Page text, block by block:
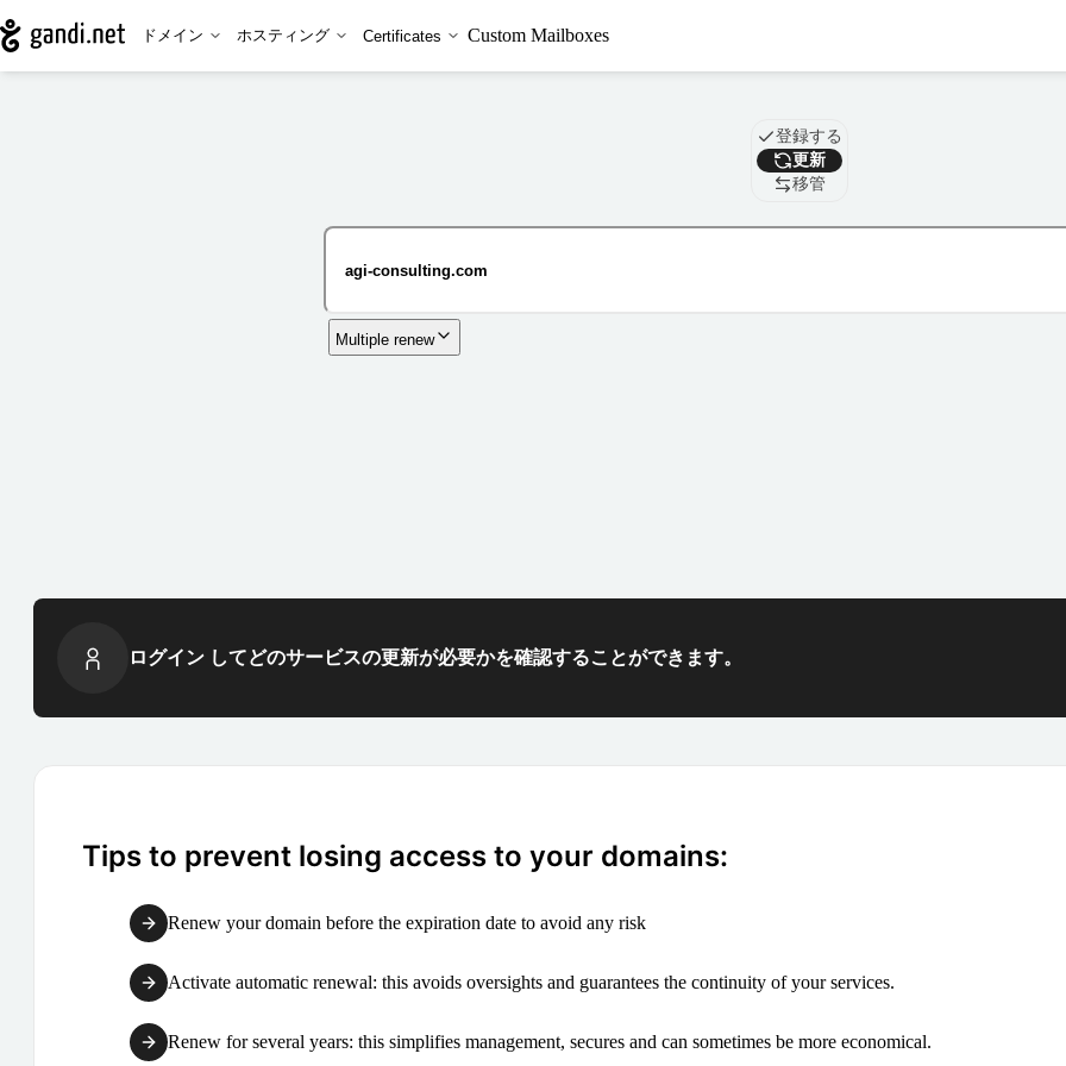
ドメイン ホスティング Certificates Custom Mailboxes
ドメイン
登録する
更新
移管
Multiple renew
ログイン してどのサービスの更新が必要かを確認することができます。
Tips to prevent losing access to your domains:
Renew your domain before the expiration date to avoid any risk
Activate automatic renewal: this avoids oversights and guarantees the continuity of your services.
Renew for several years: this simplifies management, secures and can sometimes be more economical.